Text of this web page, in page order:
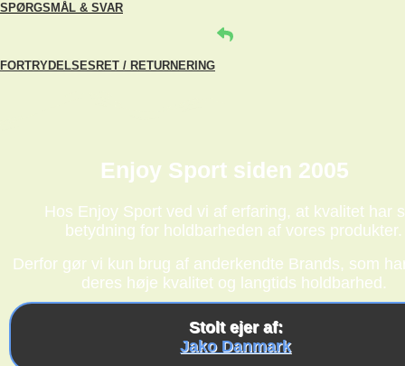
SPØRGSMÅL & SVAR
FORTRYDELSESRET / RETURNERING
Enjoy Sport siden 2005
Hos Enjoy Sport ved vi af erfaring, at kvalitet har
betydning for holdbarheden af vores produkter.
Derfor gør vi kun brug af anderkendte Brands, som
deres høje kvalitet og langtids holdbarhed.
Stolt ejer af:
Jako Danmark